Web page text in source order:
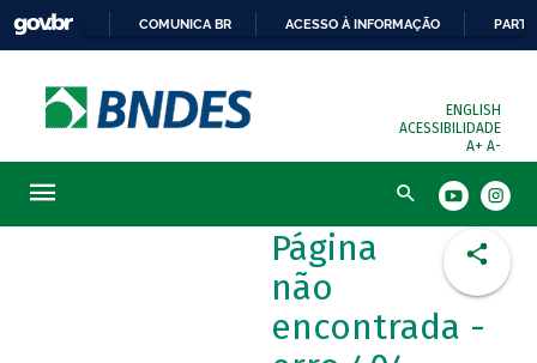
COMUNICA BR ACESSO À INFORMAÇÃO
ENGLISH
ACESSIBILIDADE
A+ A-
Busca
Página
não
encontrada -